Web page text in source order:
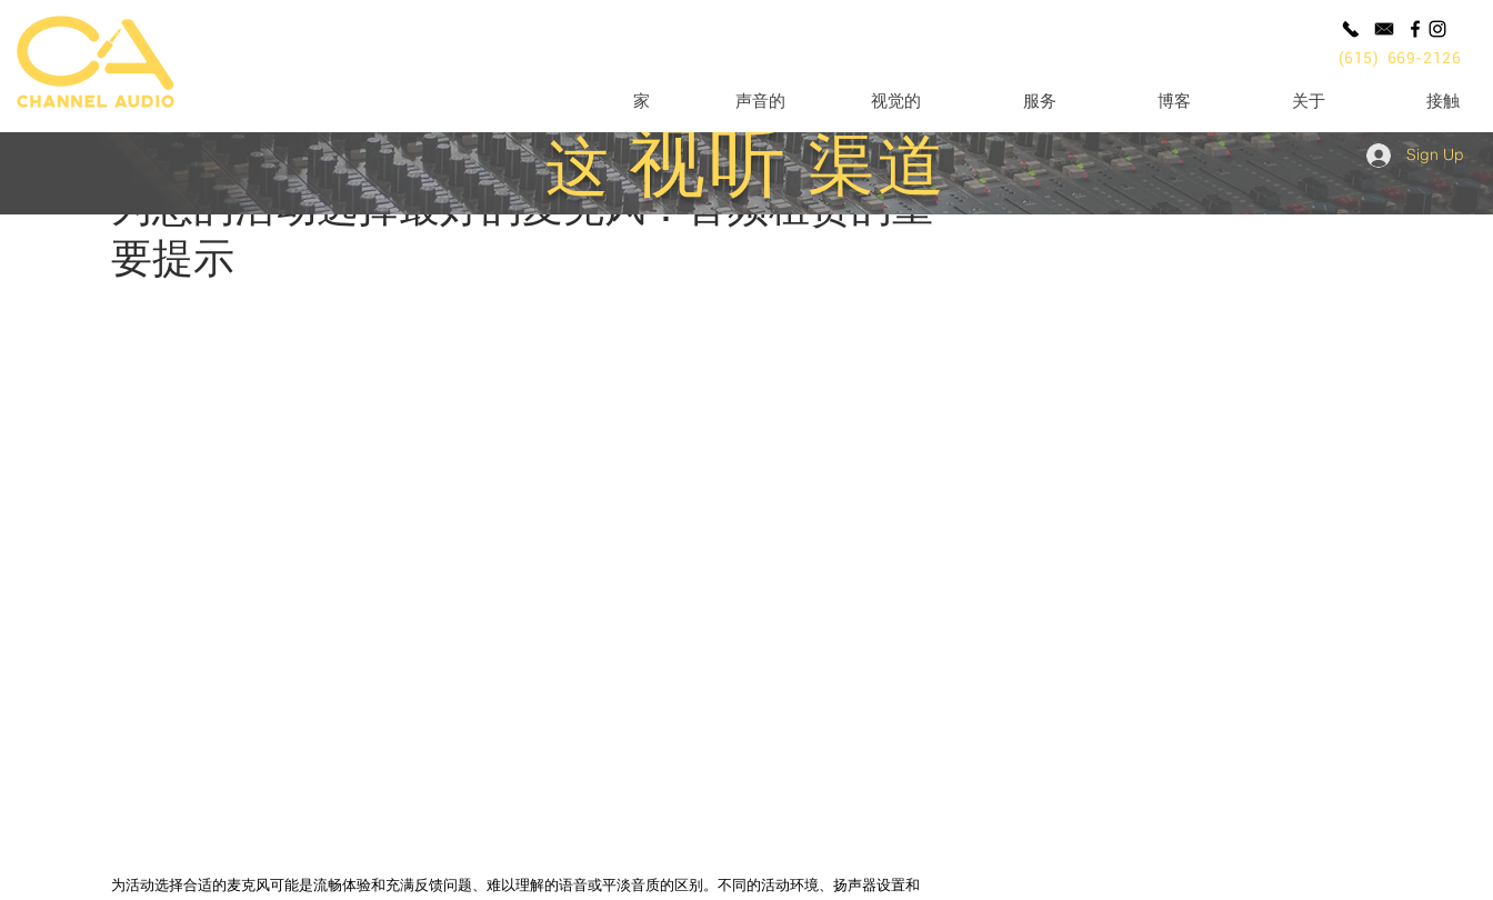
(615) 669-2126
家 声音的 视觉的 服务 博客 关于 接触
为您的活动选择最好的麦克风：音频租赁的重
要提示
Austin Mittelstadt 2024年11月1日
为活动选择合适的麦克风可能是流畅体验和充满反馈问题、难以理解的语音或平淡音质的区别。不同的活动环境、扬声器设置和
Sign Up
这 视听 渠道